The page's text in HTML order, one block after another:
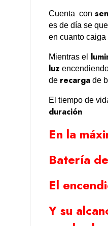
Cuenta con
es de día se
en cuanto
Mientras el
luz
de recarga de
El tiempo de
duración
En la
Batería
El
Y su